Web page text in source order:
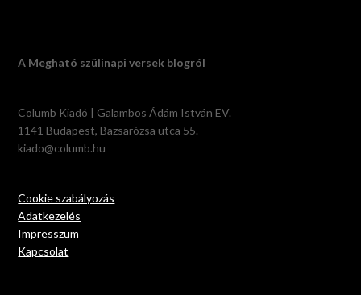
A Megható szülinapi versek blogról
Columb Kiadó | Galambos Ádám István EV.
1141 Budapest, Bazsarózsa utca 55.
kiado@columb.hu
Cookie szabályozás
Adatkezelés
Impresszum
Kapcsolat